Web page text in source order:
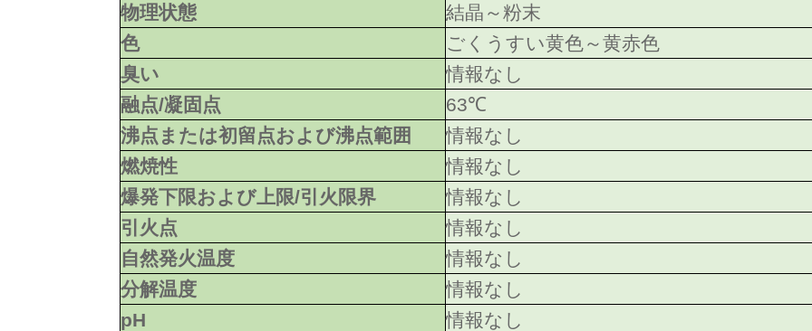
物理状態
結晶～粉末
色
ごくうすい黄色～黄赤色
臭い
情報なし
融点/凝固点
63℃
沸点または初留点および沸点範囲
情報なし
燃焼性
情報なし
爆発下限および上限/引火限界
情報なし
引火点
情報なし
自然発火温度
情報なし
分解温度
情報なし
pH
情報なし